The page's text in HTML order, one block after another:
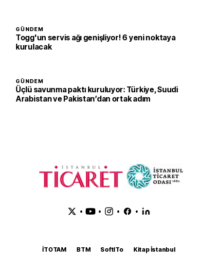
GÜNDEM
Togg'un servis ağı genişliyor! 6 yeni noktaya
kurulacak
GÜNDEM
Üçlü savunma paktı kuruluyor: Türkiye, Suudi
Arabistan ve Pakistan’dan ortak adım
• • • •
İTOTAM BTM SoftITo
Kitap İstanbul